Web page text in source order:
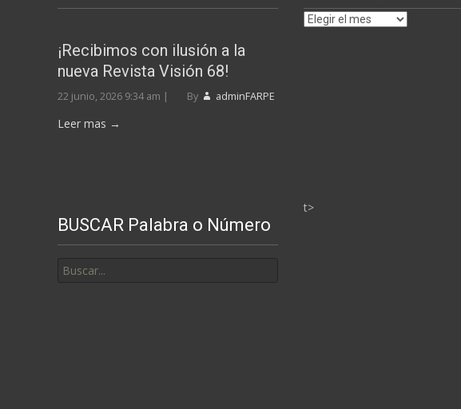
¡Recibimos con ilusión a la
nueva Revista Visión 68!
22 junio, 2026 9:34 am By adminFARPE
Leer mas →
Archivos
BUSCAR Palabra o Número
por:
t>